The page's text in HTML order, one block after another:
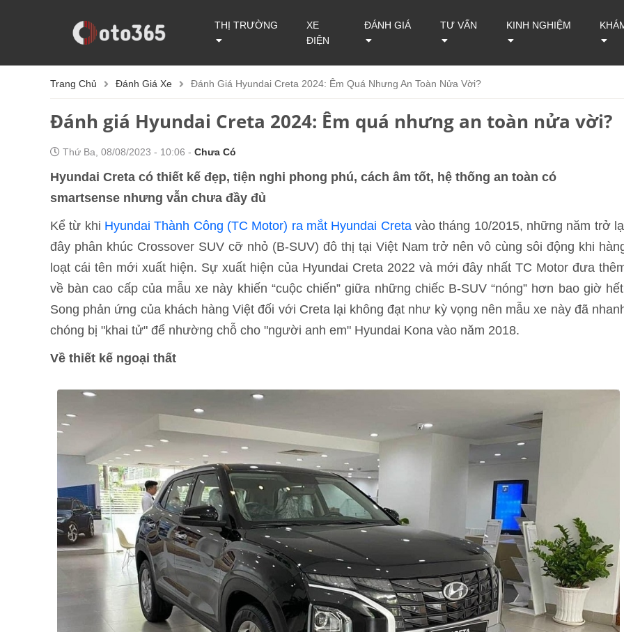
THỊ TRƯỜNG
XE
ĐIỆN
ĐÁNH GIÁ TƯ VẤN KINH NGHIỆM
Trang Chủ Đánh Giá Xe Đánh Giá Hyundai Creta 2024: Êm Quá Nhưng An Toàn Nửa Vời?
Đánh giá Hyundai Creta 2024: Êm quá nhưng an toàn nửa vời?
Thứ Ba, 08/08/2023 - 10:06 - Chưa Có
Hyundai Creta có thiết kế đẹp, tiện nghi phong phú, cách âm tốt, hệ thống an toàn có
smartsense nhưng vẫn chưa đầy đủ
Kể từ khi Hyundai Thành Công (TC Motor) ra mắt Hyundai Cretavào tháng 10/2015, những năm trở
đây phân khúc Crossover SUV cỡ nhỏ (B-SUV) đô thị tại Việt Nam trở nên vô cùng sôi động khi
loạt cái tên mới xuất hiện. Sự xuất hiện của Hyundai Creta 2022 và mới đây nhất TC Motor đưa
về bàn cao cấp của mẫu xe này khiến “cuộc chiến” giữa những chiếc B-SUV “nóng” hơn bao giờ
Song phản ứng của khách hàng Việt đối với Creta lại không đạt như kỳ vọng nên mẫu xe này đã
chóng bị "khai tử" để nhường chỗ cho "người anh em" Hyundai Kona vào năm 2018.
Về thiết kế ngoại thất